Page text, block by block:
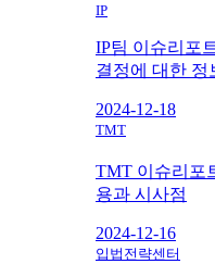
IP
IP팀 이슈리포
결정에 대한 정
2024-12-18
TMT
TMT 이슈리포
용과 시사점
2024-12-16
입법전략센터